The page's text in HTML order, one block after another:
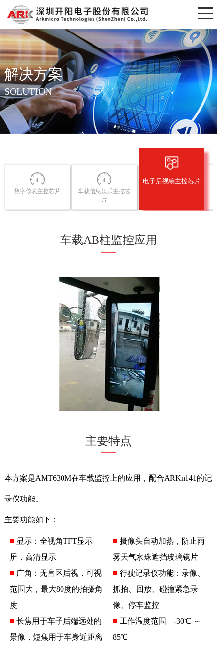
解决方案
SOLUTION
数字仪表主控芯片
车载信息娱乐主控芯
片
电子后视镜主控芯片
车载AB柱监控应用
主要特点
本方案是AMT630M在车载监控上的应用，配合ARKn141的记
录仪功能。
主要功能如下：
■ 显示：全视角TFT显示
屏，高清显示
■ 广角：无盲区后视，可视
范围大，最大80度的拍摄角
度
■ 长焦用于车子后端远处的
景像，短焦用于车身近距离
■ 摄像头自动加热，防止雨
雾天气水珠遮挡玻璃镜片
■ 行驶记录仪功能：录像、
抓拍、回放、碰撞紧急录
像、停车监控
■ 工作温度范围：-30℃ ～ +
85℃